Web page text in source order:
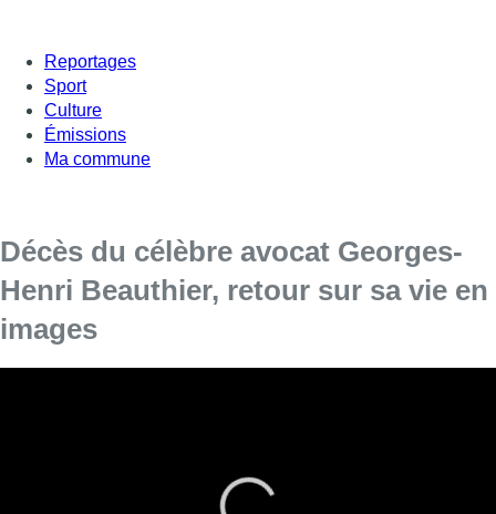
Reportages
Sport
Culture
Émissions
Ma commune
Décès du célèbre avocat Georges-
Henri Beauthier, retour sur sa vie en
images
RTBF. Il avait remisé sa toge au placard il y a un